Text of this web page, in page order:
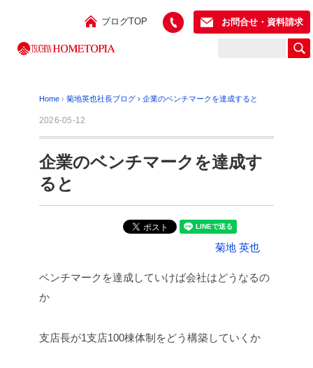
ブログTOP お問合せ・資料請求
Home › 菊地英也社長ブログ › 企業のベンチマークを達成すると
2026-05-12
企業のベンチマークを達成す
ると
菊地 英也
ベンチマークを達成していけば会社はどうなるの
か
支店長が1支店100棟体制をどう構築していくか